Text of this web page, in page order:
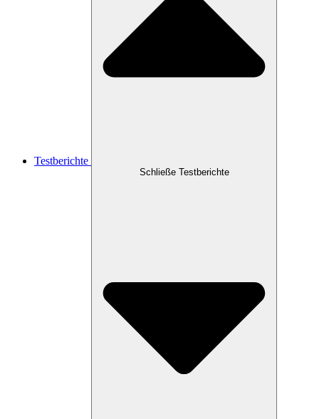
Testberichte
Schließe Testberichte